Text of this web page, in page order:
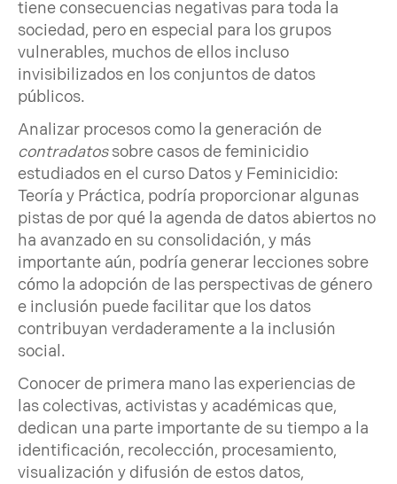
tiene consecuencias negativas para toda la
sociedad, pero en especial para los grupos
vulnerables, muchos de ellos incluso
invisibilizados en los conjuntos de datos
públicos.
Analizar procesos como la generación de
contradatossobre casos de feminicidio
estudiados en el curso Datos y Feminicidio:
Teoría y Práctica, podría proporcionar algunas
pistas de por qué la agenda de datos abiertos no
ha avanzado en su consolidación, y más
importante aún, podría generar lecciones sobre
cómo la adopción de las perspectivas de género
e inclusión puede facilitar que los datos
contribuyan verdaderamente a la inclusión
social.
Conocer de primera mano las experiencias de
las colectivas, activistas y académicas que,
dedican una parte importante de su tiempo a la
identificación, recolección, procesamiento,
visualización y difusión de estos datos,